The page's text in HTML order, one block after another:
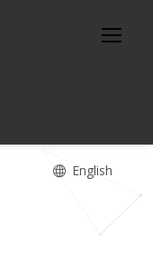
English